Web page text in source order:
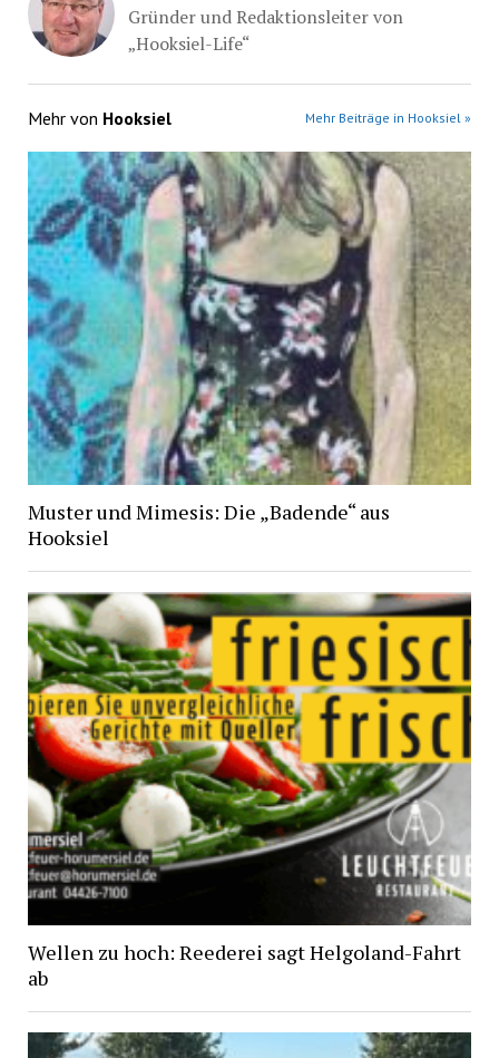
Gründer und Redaktionsleiter von
„Hooksiel-Life“
Mehr von Hooksiel Mehr Beiträge in Hooksiel »
Muster und Mimesis: Die „Badende“ aus
Hooksiel
Wellen zu hoch: Reederei sagt Helgoland-Fahrt
ab